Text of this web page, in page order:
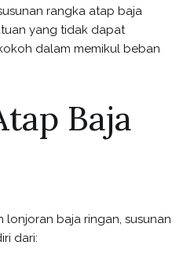
rangka atap baja
yang tidak dapat
dalam memikul beban
Baja
lonjoran baja ringan, susunan
dari: